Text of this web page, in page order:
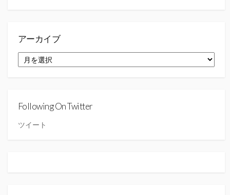
アーカイブ
ー
Following On Twitter
ツイート